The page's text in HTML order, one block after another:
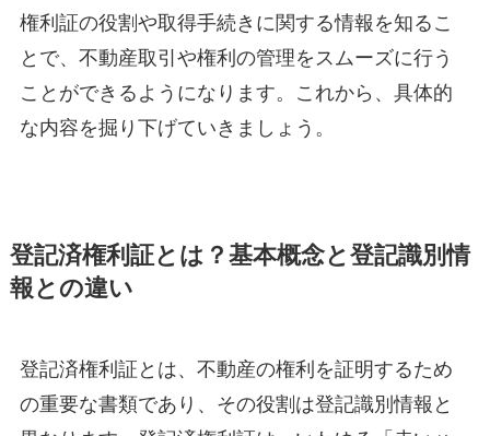
権利証の役割や取得手続きに関する情報を知るこ
とで、不動産取引や権利の管理をスムーズに行う
ことができるようになります。これから、具体的
な内容を掘り下げていきましょう。
登記済権利証とは？基本概念と登記識別情
報との違い
登記済権利証とは、不動産の権利を証明するため
の重要な書類であり、その役割は登記識別情報と